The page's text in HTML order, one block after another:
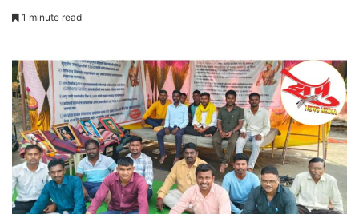
a
e
m
a
1 minute read